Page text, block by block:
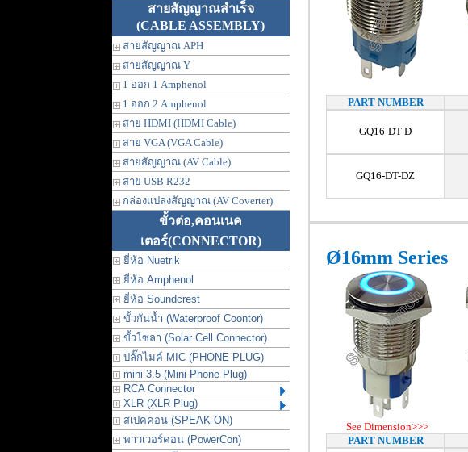
สายสัญญาณสำเร็จ
(CABLE ASSEMBLY)
สายสัญญาณ APH
สายสัญญาณ Y
1 ออก 1 Amphenol
1 ออก 2 Amphenol
สาย HDMI (HDMI Cable)
สาย VGA (VGA Cable)
สายสัญญาณ (AV Cable)
สาย USB R232
กล่องแปลงสัญญาณ (AV Coverter)
ขั้วต่อ,คอนเนค
เตอร์(CONNECTOR)
ยี่ห้อ Nuetrik
ยี่ห้อ Amphenol
ยี่ห้อ Soundcrest
ขั้วกันน้ำ (Waterproof Coontor)
ขั้วโซลา (Solar Cell Connector)
ปลั๊กไมค์ MIC (PHONE PLUG)
mini 3.5 (Mini Phone Plug)
RCA Connector
XLR (XLR Plug)
สเปคคอน (SPEAK-ON)
พาวเวอร์คอน (PowerCon)
PART NUMBER
GQ16-DT-D
GQ16-DT-DZ
Ø16mm Series
See Dimension>>>
PART NUMBER